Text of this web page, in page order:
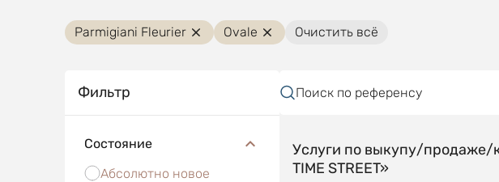
Parmigiani Fleurier Ovale Очистить всё
Фильтр
Состояние
Абсолютно новое
Поиск по референсу
Услуги по выкупу/продаже/
TIME STREET»